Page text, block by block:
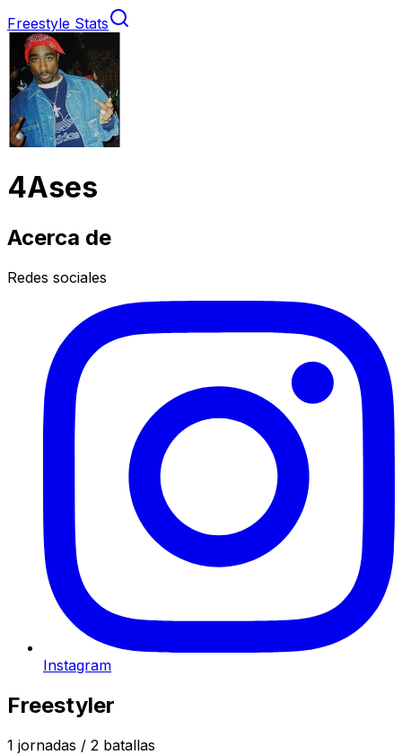
Freestyle Stats
4Ases
Acerca de
Redes sociales
Instagram
Freestyler
1 jornadas / 2 batallas